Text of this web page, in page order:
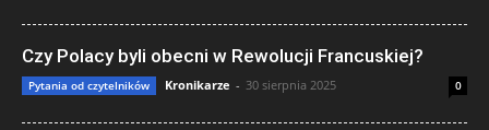
Czy Polacy byli obecni w Rewolucji Francuskiej?
Pytania od czytelników Kronikarze - 30 sierpnia 2025 0